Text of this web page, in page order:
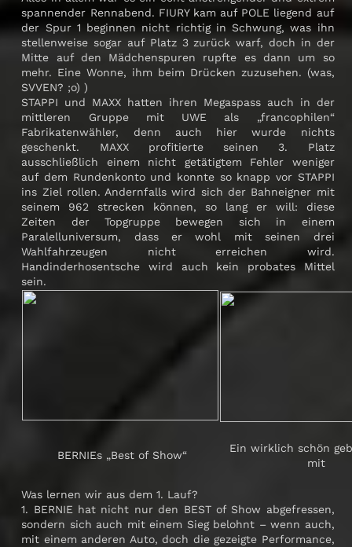
spannender Rennabend. FIURY kam auf POLE liegend auf
der Spur 1 beginnen nicht richtig in Schwung, was ihn
stellenweise sogar auf Platz 3 zurück warf, doch in der
Mitte auf den Mädchenspuren rupfte es dann um so
mehr. Eine Wonne, ihm beim Drücken zuzusehen. (was,
SVVEN? ;o) )
STAPPI und MAXX hatten ihren Megaspass auch in der
mittleren Gruppe mit UWE als „francophilen“
Fabrikatenwähler, denn auch hier wurde nichts
geschenkt. MAXX profitierte seinen 3. Platz
ausschließlich einem nicht getätigtem Fehler weniger
auf dem Rundenkonto und konnte so knapp vor STAPPI
ins Ziel rollen. Andernfalls wird sich der Bahneigner mit
seinem 962 strecken können, so lang er will: diese
Zeiten der Topgruppe bewegen sich in einem
Paralelluniversum, dass er wohl mit seinen drei
Wahlfahrzeugen nicht erreichen wird.
Handinderhosentsche wird auch kein probates Mittel
sein.
BERNIEs „Best of Show“
Ein wirklich schön
mit
Was lernen wir aus dem 1. Lauf?
1. BERNIE hat nicht nur den BEST of Show abgefressen,
sondern sich auch mit einem Sieg belohnt – wenn auch,
mit einem anderen Auto, doch die gezeigte Performance,